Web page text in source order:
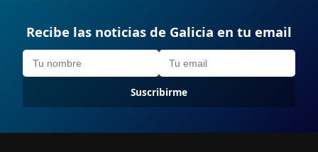
Recibe las noticias de Galicia en tu email
Suscribirme